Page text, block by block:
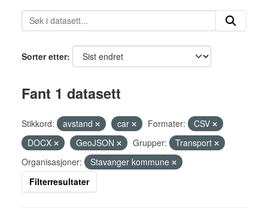
Sorter etter
Fant 1 datasett
Stikkord: avstand car Formater:
CSV
DOCX
GeoJSON Grupper:
Transport
Organisasjoner:
Stavanger kommune
Filterresultater